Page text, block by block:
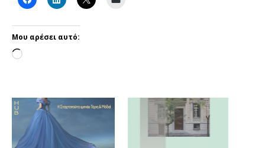
Μου αρέσει αυτό: